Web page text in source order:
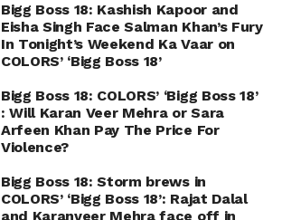
Bigg Boss 18: Kashish Kapoor and
Eisha Singh Face Salman Khan’s Fury
In Tonight’s Weekend Ka Vaar on
COLORS’ ‘Bigg Boss 18’
Bigg Boss 18: COLORS’ ‘Bigg Boss 18’
: Will Karan Veer Mehra or Sara
Arfeen Khan Pay The Price For
Violence?
Bigg Boss 18: Storm brews in
COLORS’ ‘Bigg Boss 18’: Rajat Dalal
and Karanveer Mehra face off in